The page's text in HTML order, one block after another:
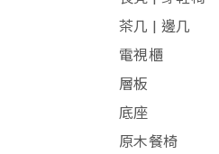
茶几 | 邊几
電視櫃
層板
底座
原木餐椅